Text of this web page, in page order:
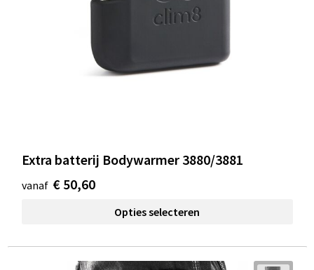
Extra batterij Bodywarmer 3880/3881
vanaf € 50,60
Opties selecteren